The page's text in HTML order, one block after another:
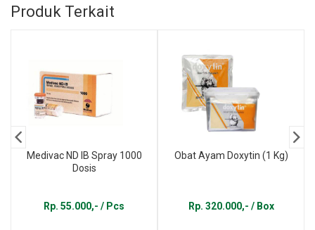
Produk Terkait
Medivac ND IB Spray 1000
Dosis
Rp. 55.000,- / Pcs
Obat Ayam Doxytin (1 Kg)
Rp. 320.000,- / Box